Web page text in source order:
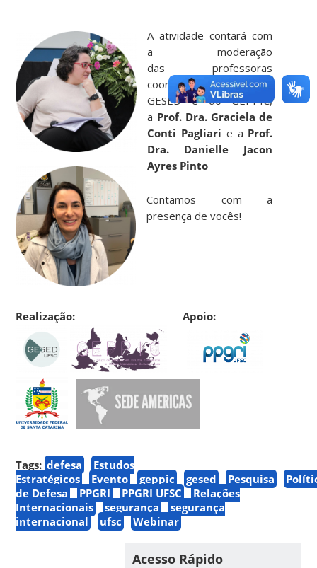
A atividade contará com
a moderação
das professoras
coordenadoras do
GESED e do GEPPIC,
a Prof. Dra. Graciela de
Conti Pagliari e a Prof.
Dra. Danielle Jacon
Ayres Pinto
Contamos com a
presença de vocês!
Realização: Apoio:
Tags: defesa
Estudos
Estratégicos
Evento geppic gesed Pesquisa
de Defesa
PPGRI PPGRI UFSC
Relações
Internacionais
segurança
segurança
internacional
ufsc Webinar
Acesso Rápido